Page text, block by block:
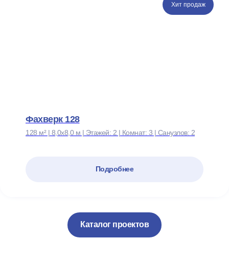
Хит продаж
Фахверк 128
128 м² | 8,0х8,0 м | Этажей: 2 | Комнат: 3 | Санузлов: 2
Подробнее
Каталог проектов